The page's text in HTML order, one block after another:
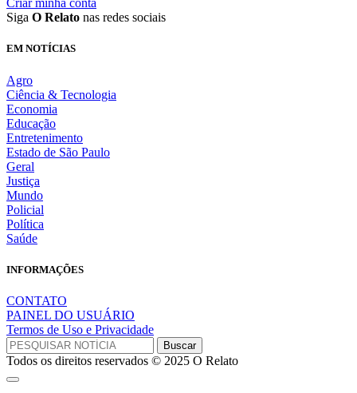
Criar minha conta
Siga O Relato nas redes sociais
EM NOTÍCIAS
Agro
Ciência & Tecnologia
Economia
Educação
Entretenimento
Estado de São Paulo
Geral
Justiça
Mundo
Policial
Política
Saúde
INFORMAÇÕES
CONTATO
PAINEL DO USUÁRIO
Termos de Uso e Privacidade
Todos os direitos reservados © 2025 O Relato